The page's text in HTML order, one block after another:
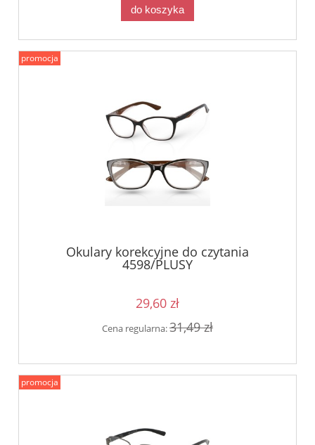
do koszyka
Okulary korekcyjne do czytania
4598/PLUSY
29,60 zł
Cena regularna:31,49 zł
promocja
promocja